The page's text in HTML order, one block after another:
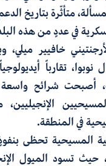
متأثّرة بتاريخ
في عددٍ من هذه
خافيير ميلي،
نوبوا، تقارباً
أصبحت شرائح
في المنطقة.
المسيحية تحظى
حيث تسود الميول